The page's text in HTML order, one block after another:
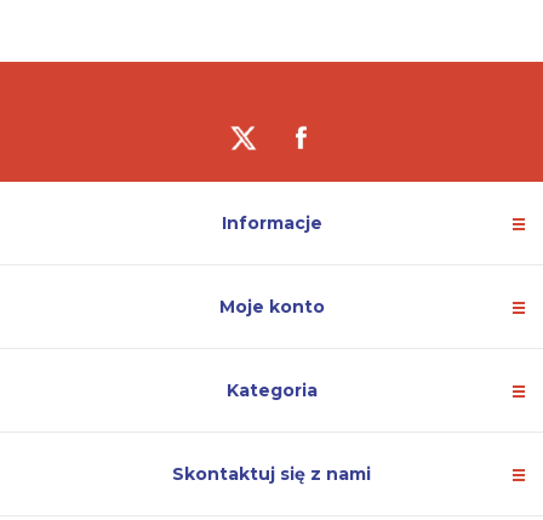
Informacje
Moje konto
Kategoria
Skontaktuj się z nami